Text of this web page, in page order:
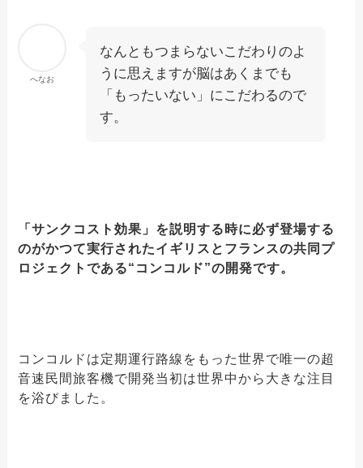
へなお
なんともつまらないこだわりのよ
うに思えますが脳はあくまでも
「もったいない」にこだわるので
す。
「サンクコスト効果」を説明する時に必ず登場する
のがかつて実行されたイギリスとフランスの共同プ
ロジェクトである“コンコルド”の開発です。
コンコルドは定期運行路線をもった世界で唯一の超
音速民間旅客機で開発当初は世界中から大きな注目
を浴びました。